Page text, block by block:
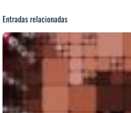
Entradas relacionadas